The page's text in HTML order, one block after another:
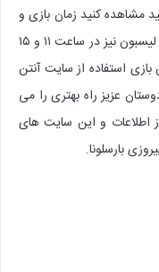
مشاهده کنید زمان بازی و
تایم و ساعت دقیق بازی بارسلونا و اسپورتینگ لیسبون نیز در ساعت ۱۱ و ۱۵
استفاده از سایت آنتن
عزیز راه بهتری را می
اطلاعات و این سایت های
بارسلونا.